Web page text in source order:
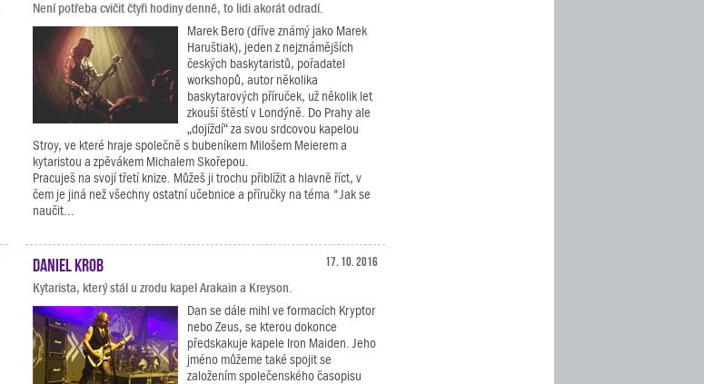
Není potřeba cvičit čtyři hodiny denně, to lidi akorát odradí.
Marek Bero (dříve známý jako Marek
Haruštiak), jeden z nejznámějších
českých baskytaristů, pořadatel
workshopů, autor několika
baskytarových příruček, už několik let
zkouší štěstí v Londýně. Do Prahy ale
„dojíždí“ za svou srdcovou kapelou
Stroy, ve které hraje společně s bubeníkem Milošem Meierem a
kytaristou a zpěvákem Michalem Skořepou.
Pracuješ na svojí třetí knize. Můžeš ji trochu přiblížit a hlavně říct, v
čem je jiná než všechny ostatní učebnice a příručky na téma "Jak se
naučit...
17. 10. 2016
Daniel Krob
Kytarista, který stál u zrodu kapel Arakain a Kreyson.
Dan se dále mihl ve formacích Kryptor
nebo Zeus, se kterou dokonce
předskakuje kapele Iron Maiden. Jeho
jméno můžeme také spojit se
založením společenského časopisu